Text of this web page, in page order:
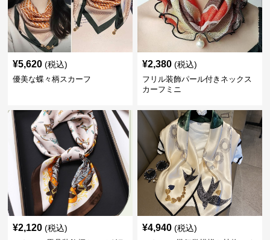
¥5,620 (税込)
優美な蝶々柄スカーフ
¥2,380 (税込)
フリル装飾パール付きネックス
カーフミニ
¥2,120 (税込) ¥4,940 (税込)